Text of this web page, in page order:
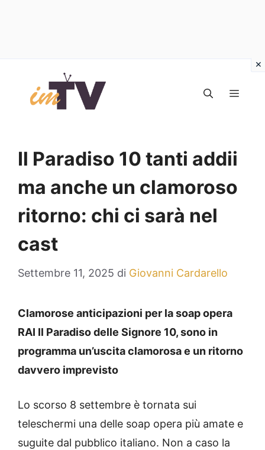
contenuto
Il Paradiso 10 tanti addii
ma anche un clamoroso
ritorno: chi ci sarà nel
cast
Settembre 11, 2025 di Giovanni Cardarello
Clamorose anticipazioni per la soap opera
RAI Il Paradiso delle Signore 10, sono in
programma un’uscita clamorosa e un ritorno
davvero imprevisto
Lo scorso 8 settembre è tornata sui
teleschermi una delle soap opera più amate e
suguite dal pubblico italiano. Non a caso la